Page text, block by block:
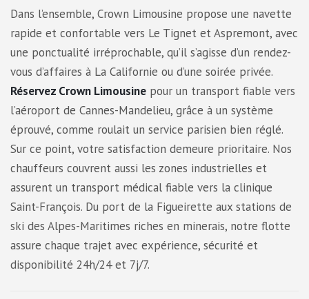
Dans l’ensemble, Crown Limousine propose une navette
rapide et confortable vers Le Tignet et Aspremont, avec
une ponctualité irréprochable, qu’il s’agisse d’un rendez-
vous d’affaires à La Californie ou d’une soirée privée.
Réservez Crown Limousine pour un transport fiable vers
l’aéroport de Cannes-Mandelieu, grâce à un système
éprouvé, comme roulait un service parisien bien réglé.
Sur ce point, votre satisfaction demeure prioritaire. Nos
chauffeurs couvrent aussi les zones industrielles et
assurent un transport médical fiable vers la clinique
Saint-François. Du port de la Figueirette aux stations de
ski des Alpes-Maritimes riches en minerais, notre flotte
assure chaque trajet avec expérience, sécurité et
disponibilité 24h/24 et 7j/7.